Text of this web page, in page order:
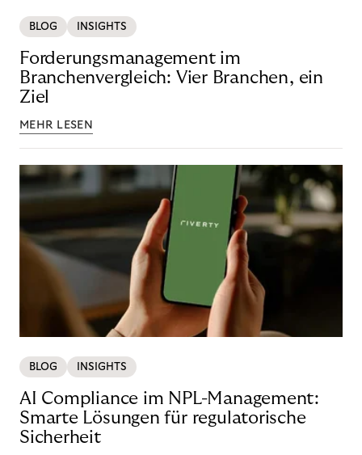
BLOG INSIGHTS
Forderungsmanagement im
Branchenvergleich: Vier Branchen, ein
Ziel
MEHR LESEN
BLOG INSIGHTS
AI Compliance im NPL-Management:
Smarte Lösungen für regulatorische
Sicherheit